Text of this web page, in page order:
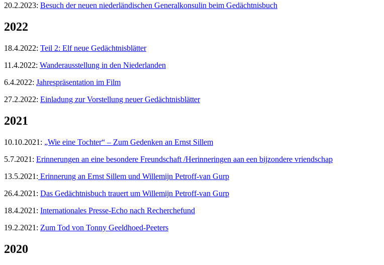
20.2.2023: Besuch der neuen niederländischen Generalkonsulin beim Gedächtnisbuch
2022
18.4.2022: Teil 2: Elf neue Gedächtnisblätter
11.4.2022: Wanderausstellung in den Niederlanden
6.4.2022: Jahrespräsentation im Film
27.2.2022: Einladung zur Vorstellung neuer Gedächtnisblätter
2021
10.10.2021: „Wie eine Tochter“ – Zum Gedenken an Ernst Sillem
5.7.2021: Erinnerungen an eine besondere Freundschaft /Herinneringen aan een bijzondere vriendschap
13.5.2021: Erinnerung an Ernst Sillem und Willemijn Petroff-van Gurp
26.4.2021: Das Gedächtnisbuch trauert um Willemijn Petroff-van Gurp
18.4.2021: Internationales Presse-Echo nach Recherchefund
19.2.2021: Zum Tod von Tonny Geeldhoed-Peeters
2020